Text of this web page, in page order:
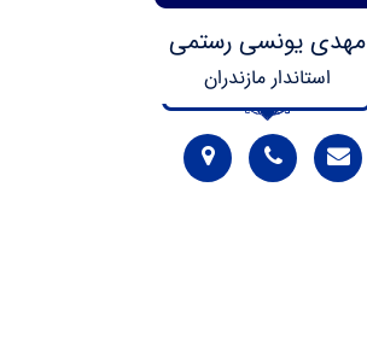
مهدی یونسی رستمی
استاندار مازندران